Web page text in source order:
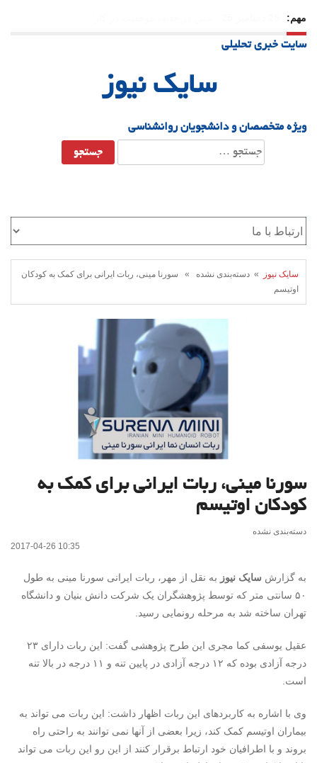
مهم:
21 دسامبر 25
سایت خبری تحلیلی
سایک نیوز
ویژه متخصصان و دانشجویان روانشناسی
جستجو
برای:
سایک نیوز
» دسته‌بندی نشده » سورنا مینی، ربات ایرانی برای کمک به کودکان
اوتیسم
سورنا مینی، ربات ایرانی برای کمک به
کودکان اوتیسم
دسته‌بندی نشده
2017-04-26 10:35
به گزارش سایک نیوز به نقل از مهر، ربات ایرانی سورنا مینی به طول
۵۰ سانتی متر که توسط پژوهشگران یک شرکت دانش بنیان و دانشگاه
تهران ساخته شد به مرحله رونمایی رسید.
عقیل یوسفی کما مجری این طرح پژوهشی گفت: این ربات دارای ۲۳
درجه آزادی بوده که ۱۲ درجه آزادی در پایین تنه و ۱۱ درجه در بالا تنه
است.
وی با اشاره به کاربردهای این ربات اظهار داشت: این ربات می تواند به
بیماران اوتیسم کمک کند، زیرا بعضی از آنها نمی توانند به راحتی راه
بروند و با اطرافیان خود ارتباط برقرار کنند از این رو این ربات می تواند